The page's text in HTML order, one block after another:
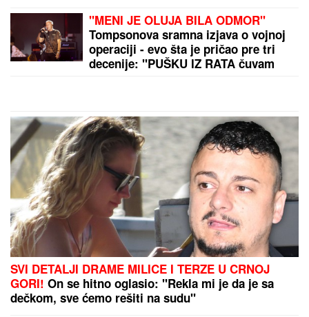
"MENI JE OLUJA BILA ODMOR"
Tompsonova sramna izjava o vojnoj
operaciji - evo šta je pričao pre tri
decenije: "PUŠKU IZ RATA čuvam
SVI DETALJI DRAME MILICE I TERZE U CRNOJ
GORI! On se hitno oglasio: "Rekla mi je da je sa
dečkom, sve ćemo rešiti na sudu"